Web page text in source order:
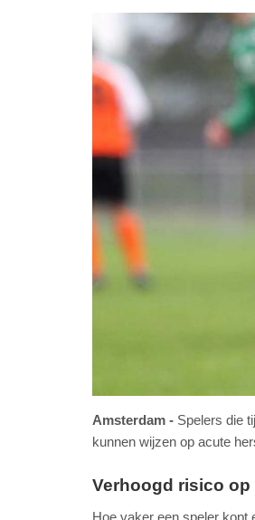
Amsterdam
Spelers die
kunnen wijzen op acute
Verhoogd risico op